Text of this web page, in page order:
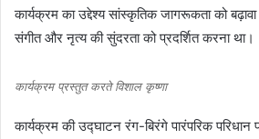
कार्यक्रम का उद्देश्य सांस्कृतिक जागरूकता को
संगीत और नृत्य की सुंदरता को प्रदर्शित करना था।
कार्यक्रम प्रस्तुत करते विशाल कृष्णा
कार्यक्रम की उद्घाटन रंग-बिरंगे पारंपरिक परिधान